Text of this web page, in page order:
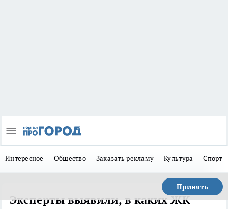
Интересное Общество Заказать рекламу Культура Спорт
Принять
Эксперты выявили, в каких ЖК